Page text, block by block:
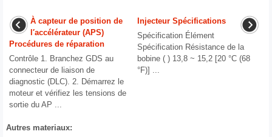
À capteur de position de
l′accélérateur (APS)
Procédures de réparation
Contrôle 1. Branchez GDS au
connecteur de liaison de
diagnostic (DLC). 2. Démarrez le
moteur et vérifiez les tensions de
sortie du AP ...
Injecteur Spécifications
Spécification Élément
Spécification Résistance de la
bobine ( ) 13,8 ~ 15,2 [20 °C (68
°F)] ...
Autres materiaux: